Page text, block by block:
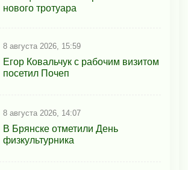
нового тротуара
8 августа 2026, 15:59
Егор Ковальчук с рабочим визитом
посетил Почеп
8 августа 2026, 14:07
В Брянске отметили День
физкультурника